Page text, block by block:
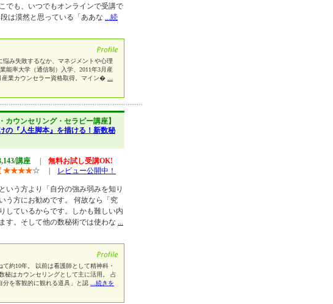
でも、いつでもオンラインで受講で
は漠然と思っている「ああな ...続
み失敗するなか、マネジメントや心理
能率大学（通信制）入学、2011年3月産
産業カウンセラー資格取得。マイン�
カウンセリング・セラピー講座】
の『人生脚本』を描ける！新数秘
講座
無料お試し受講OK!
★★★★☆ レビュー公開中！
いう方より「自分の強み弱みを知り
う方にお勧めです。 何故なら「究
しているからです。しかも難しい内
す。そして他の数秘術では使わな ...
約10年。 以前は看護師として精神科・
秘はカウンセリングとして主に活用。 占
分を客観的に観れる道具」と認
...続きを